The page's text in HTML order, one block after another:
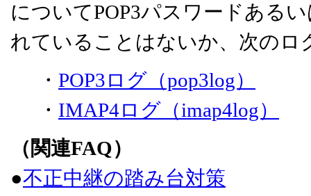
についてPOP3パスワードある
れていることはないか、次のロ
・ POP3ログ（pop3log）
・ IMAP4ログ（imap4log）
（関連FAQ）
●不正中継の踏み台対策